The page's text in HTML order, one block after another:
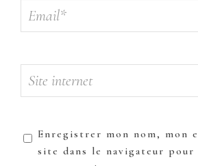
Enregistrer mon nom, mon
site dans le navigateur pour